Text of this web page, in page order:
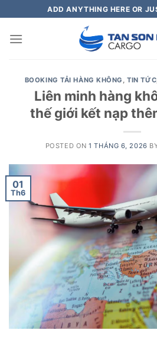
to
content
ADD ANYTHING HERE OR
BOOKING TẢI HÀNG KHÔNG ,TIN TỨC
Liên minh hàng
thế giới kết nạp
POSTED ON1 THÁNG 6, 2026
01
Th6